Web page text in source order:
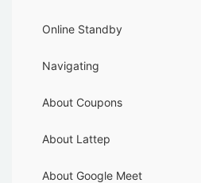
Online Standby
Navigating
About Coupons
About Lattep
About Google Meet